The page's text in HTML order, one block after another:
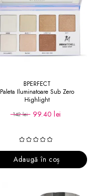
BPERFECT
Paleta Iluminatoare Sub Zero
Highlight
142 lei 99.40 lei
Adaugă în coș